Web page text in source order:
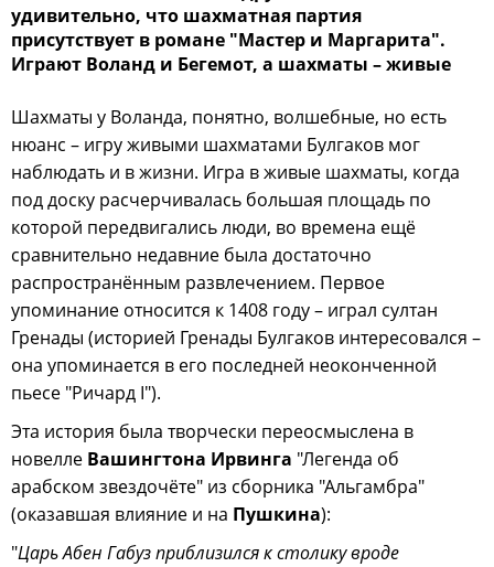
удивительно, что шахматная партия
присутствует в романе "Мастер и Маргарита".
Играют Воланд и Бегемот, а шахматы – живые
Шахматы у Воланда, понятно, волшебные, но есть
нюанс – игру живыми шахматами Булгаков мог
наблюдать и в жизни. Игра в живые шахматы, когда
под доску расчерчивалась большая площадь по
которой передвигались люди, во времена ещё
сравнительно недавние была достаточно
распространённым развлечением. Первое
упоминание относится к 1408 году – играл султан
Гренады (историей Гренады Булгаков интересовался –
она упоминается в его последней неоконченной
пьесе "Ричард I").
Эта история была творчески переосмыслена в
новелле Вашингтона Ирвинга "Легенда об
арабском звездочёте" из сборника "Альгамбра"
(оказавшая влияние и на Пушкина):
"Царь Абен Габуз приблизился к столику вроде